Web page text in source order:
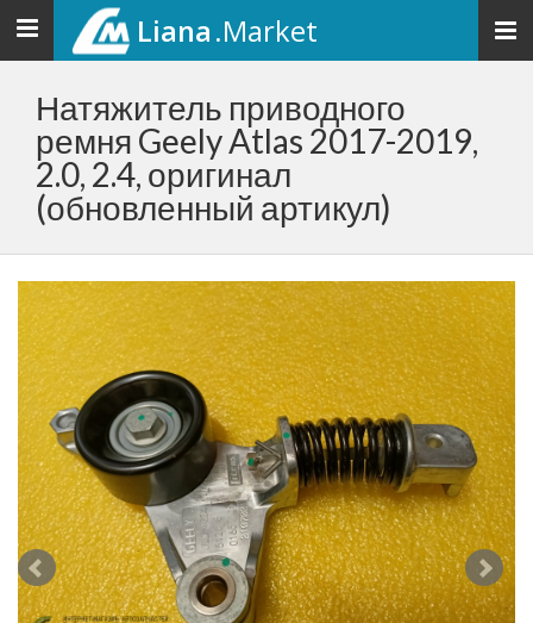
Toggle
navigation
Liana.Market
Натяжитель приводного
ремня Geely Atlas 2017-2019,
2.0, 2.4, оригинал
(обновленный артикул)